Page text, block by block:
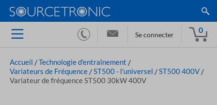
Se connecter
0
Accueil /Technologie d'entraînement /
Variateurs de Fréquence /ST500 - l'universel /ST500 400V /
Variateur de fréquence ST500 30kW 400V